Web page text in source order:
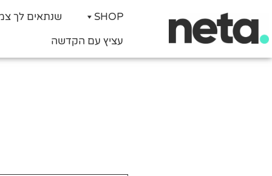
SHOP שנתאים לך
עציץ עם הקדשה